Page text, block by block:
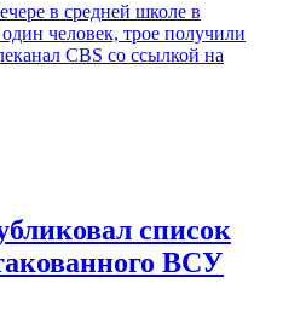
в средней школе в
человек, трое получили
CBS со ссылкой на
список
ВСУ